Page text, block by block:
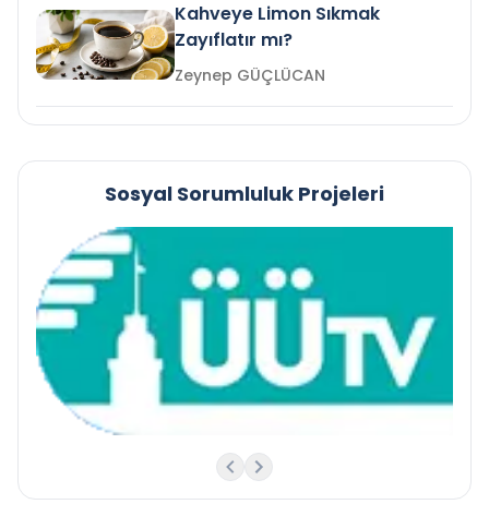
Kahveye Limon Sıkmak
Zayıflatır mı?
Zeynep GÜÇLÜCAN
Sosyal Sorumluluk Projeleri